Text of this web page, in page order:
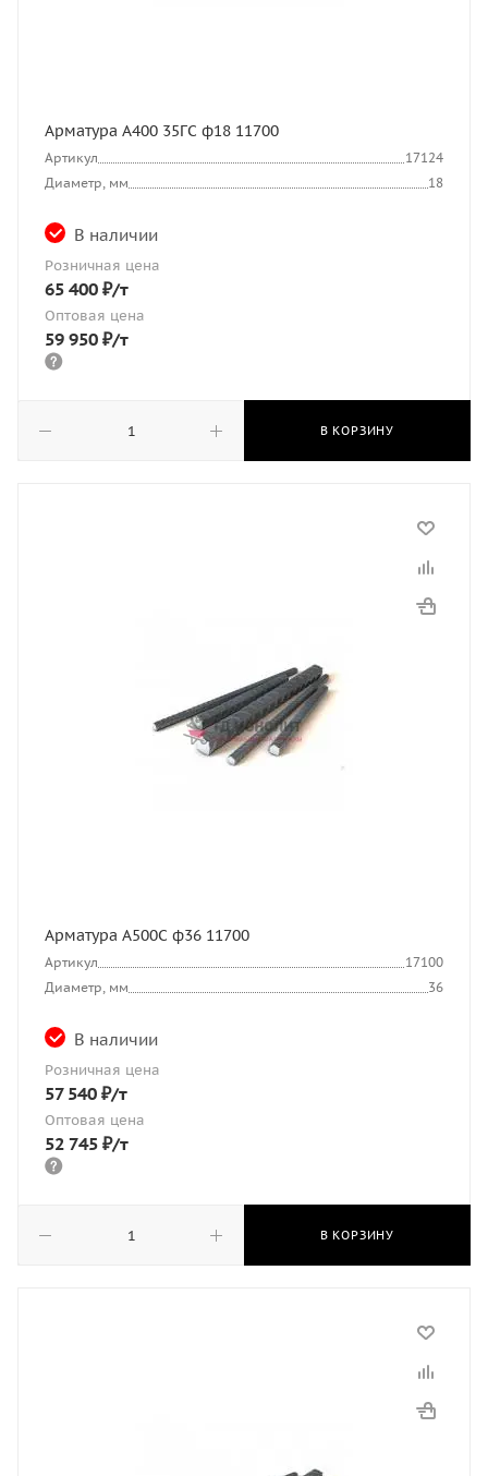
Арматура А400 35ГС ф18 11700
Артикул
17124
Диаметр, мм
18
В наличии
Розничная цена
65 400 ₽/т
Оптовая цена
59 950 ₽/т
В КОРЗИНУ
Арматура А500С ф36 11700
Артикул
17100
Диаметр, мм
36
В наличии
Розничная цена
57 540 ₽/т
Оптовая цена
52 745 ₽/т
В КОРЗИНУ